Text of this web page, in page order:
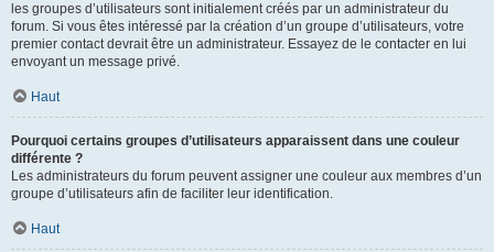
les groupes d’utilisateurs sont initialement créés par un administrateur du
forum. Si vous êtes intéressé par la création d’un groupe d’utilisateurs, votre
premier contact devrait être un administrateur. Essayez de le contacter en lui
envoyant un message privé.
Haut
Pourquoi certains groupes d’utilisateurs apparaissent dans une couleur
différente ?
Les administrateurs du forum peuvent assigner une couleur aux membres d’un
groupe d’utilisateurs afin de faciliter leur identification.
Haut